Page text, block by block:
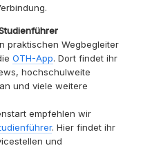
praktischen Wegbegleiter
OTH-App. Dort findet ihr
hochschulweite
und viele weitere
empfehlen wir
. Hier findet ihr
und